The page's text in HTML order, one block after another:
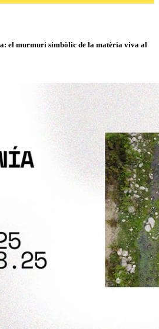
el murmuri simbòlic de la matèria viva al